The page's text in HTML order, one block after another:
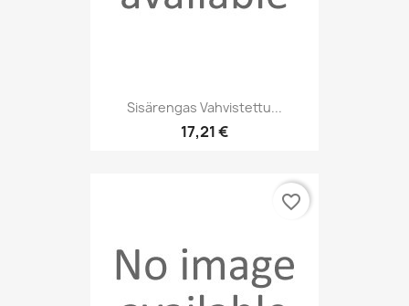
Sisärengas Vahvistettu...
17,21 €
favorite_border